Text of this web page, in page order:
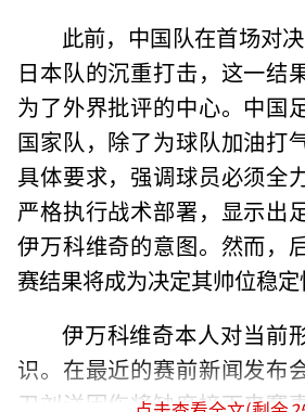
此前，中国队在首场对
日本队的沉重打击，这一结
为了外界批评的中心。中国
国家队，除了为球队加油打
具体要求，强调球员必须全
严格执行战术部署，显示出
伊万科维奇的意图。然而，
赛结果将成为决定其帅位稳定
伊万科维奇本人对当前
识。在最近的赛前新闻发布
卫刘洋因伤将缺席接下来赛